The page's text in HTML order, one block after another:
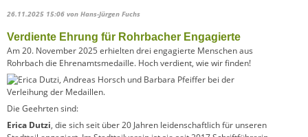
26.11.2025 15:06 von Hans-Jürgen Fuchs
Verdiente Ehrung für Rohrbacher Engagierte
Am 20. November 2025 erhielten drei engagierte Menschen aus
Rohrbach die Ehrenamtsmedaille. Hoch verdient, wie wir finden!
Die Geehrten sind:
Erica Dutzi, die sich seit über 20 Jahren leidenschaftlich für unseren